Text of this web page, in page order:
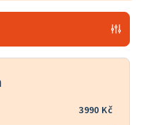
3990 Kč